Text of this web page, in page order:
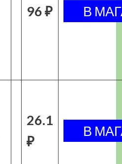
96 ₽
26.1
₽